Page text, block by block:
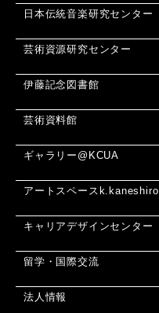
日本伝統音楽研究センター
芸術資源研究センター
伊藤記念図書館
芸術資料館
ギャラリー@KCUA
アートスペースk.kaneshiro
キャリアデザインセンター
留学・国際交流
法人情報